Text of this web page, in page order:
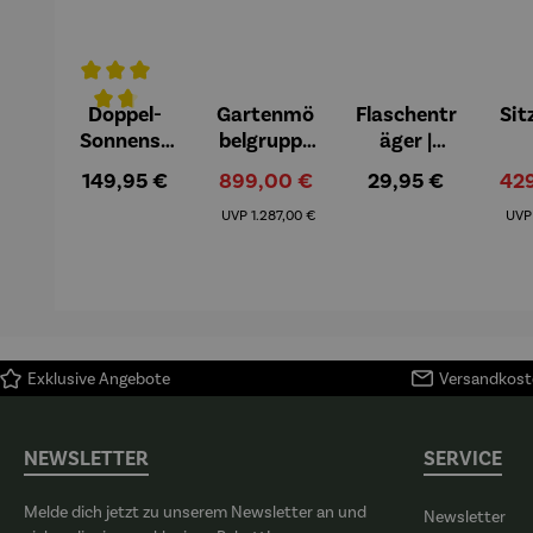
Durchschnittliche Bewertung von 4.8 von 5 Sternen
Doppel-
Sonnensc
Regulärer Preis:
149,95 €
Gartenmö
belgruppe
Teakholz |
Bank &
Verkaufspreis:
899,00 €
UVP Regulärer Preis:
1.287,00 €
Flaschentr
äger |
Regulärer Preis:
29,95 €
UVP
Exklusive Angebote
NEWSLETTER
Melde dich jetzt zu unserem Newsletter an und
SERVICE
Newsletter